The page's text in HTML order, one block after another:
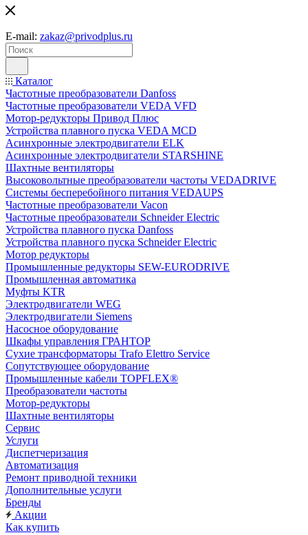
E-mail: zakaz@privodplus.ru
Каталог
Частотные преобразователи Danfoss
Частотные преобразователи VEDA VFD
Мотор-редукторы Привод Плюс
Устройства плавного пуска VEDA MCD
Асинхронные электродвигатели ELK
Асинхронные электродвигатели STARSHINE
Шахтные вентиляторы
Высоковольтные преобразователи частоты VEDADRIVE
Системы бесперебойного питания VEDAUPS
Частотные преобразователи Vacon
Частотные преобразователи Schneider Electric
Устройства плавного пуска Danfoss
Устройства плавного пуска Schneider Electric
Мотор редукторы
Промышленные редукторы SEW-EURODRIVE
Промышленная автоматика
Муфты KTR
Электродвигатели WEG
Электродвигатели Siemens
Насосное оборудование
Шкафы управления ГРАНТОР
Сухие трансформаторы Trafo Elettro Service
Сопутствующее оборудование
Промышленные кабели TOPFLEX®
Преобразователи частоты
Мотор-редукторы
Шахтные вентиляторы
Сервис
Услуги
Диспетчеризация
Автоматизация
Ремонт приводной техники
Дополнительные услуги
Бренды
Акции
Как купить